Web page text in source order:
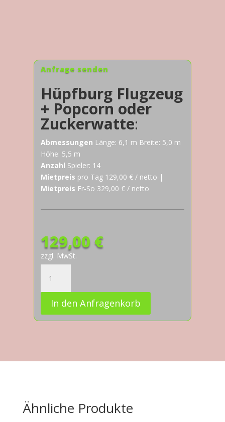
Anfrage senden
Hüpfburg Flugzeug
+ Popcorn oder
Zuckerwatte:
Abmessungen Länge: 6,1 m Breite: 5,0 m
Höhe: 5,5 m
Anzahl Spieler: 14
Mietpreis pro Tag 129,00 € / netto |
Mietpreis Fr-So 329,00 € / netto
129,00 €
zzgl. MwSt.
Mini
Flugzeug
Menge
In den Anfragenkorb
Ähnliche Produkte